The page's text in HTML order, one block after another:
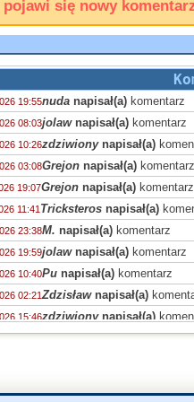
się nowy
19:55nuda napisał(a) komentarz
08:03jolawnapisał(a) komentarz
10:26zdziwionynapisał(a)
03:08Grejon napisał(a) komentarz
19:07Grejon napisał(a) komentarz
11:41 Tricksteros napisał(a)
23:38M. napisał(a) komentarz
19:59jolawnapisał(a) komentarz
10:40Pu napisał(a) komentarz
02:21Zdzisławnapisał(a)
15:46zdziwionynapisał(a)
15:03Drag0nnapisał(a)